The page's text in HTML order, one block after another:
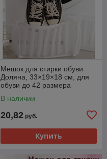
Мешок для стирки обуви
Доляна, 33×19×18 см, для
обуви до 42 размера
В наличии
20,82 руб.
Купить